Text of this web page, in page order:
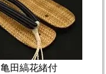
亀田縞花緒付